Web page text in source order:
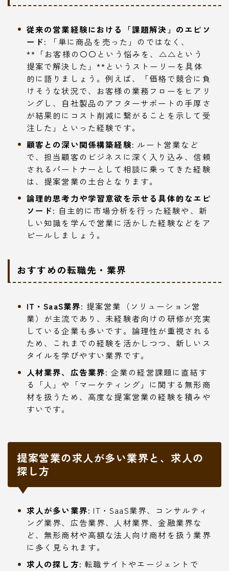
従来の営業経験における「課題解決」のエピソ
ード: 「単に商品を売った」のではなく、
**「お客様の〇〇という悩みを、△△という
提案で解決した」**というストーリーを具体
的に語りましょう。例えば、「価格で競合に負
けそうな状況で、お客様の業務フローをヒアリ
ングし、自社製品のアフターサポートの手厚さ
が結果的にコスト削減に繋がることを示して受
注した」といった経験です。
顧客との深い関係構築経験: ルート営業など
で、担当顧客のビジネスに深く入り込み、信頼
されるパートナーとして相談に乗ってきた経験
は、提案営業の土台となります。
論理的思考力や学習意欲を示せる具体的なエピ
ソード: 自主的に市場分析を行った経験や、新
しい知識を学んで営業に活かした経験などをア
ピールしましょう。
おすすめの転職先・業界
IT・SaaS業界: 提案営業（ソリューション営
業）が主流であり、未経験者向けの研修が充実
している企業も多いです。論理性が重視される
ため、これまでの経験を活かしつつ、新しいス
タイルを学びやすい業界です。
人材業界、広告業界: 企業の経営課題に直結す
る「人」や「マーケティング」に関する無形商
材を扱うため、高度な提案営業の経験を積みや
すいです。
提案営業の求人が多い業界と、求人の
探し方
求人が多い業界: IT・SaaS業界、コンサルティ
ング業界、広告業界、人材業界、金融業界な
ど、無形商材や高額な法人向け商材を扱う業界
に多く見られます。
求人の探し方: 転職サイトやエージェントで